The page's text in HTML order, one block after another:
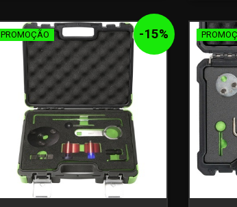
-15%
PROMOÇÃO